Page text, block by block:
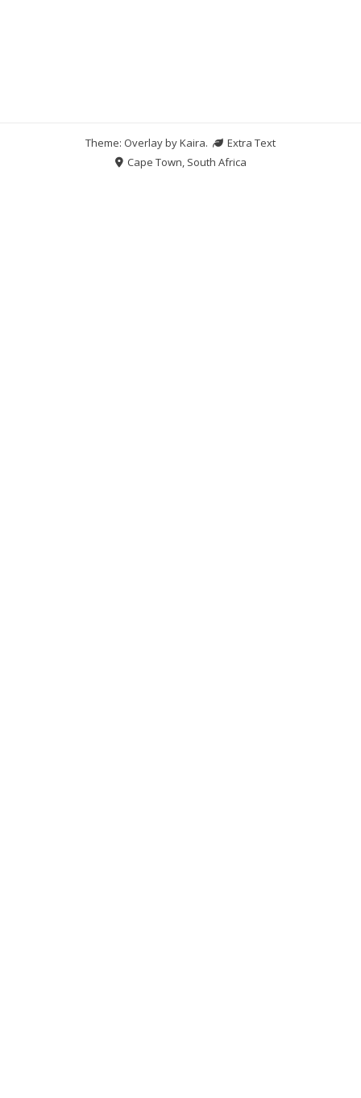
Theme: Overlay byKaira.
Extra Text
Cape Town, South Africa